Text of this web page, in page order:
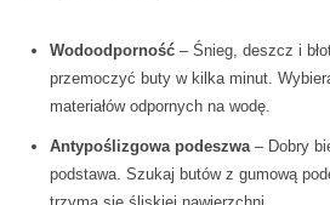
Wodoodporność – Śnieg, deszcz i
przemoczyć buty w kilka minut.
materiałów odpornych na wodę.
Antypoślizgowa podeszwa – Dobry
podstawa. Szukaj butów z gumową